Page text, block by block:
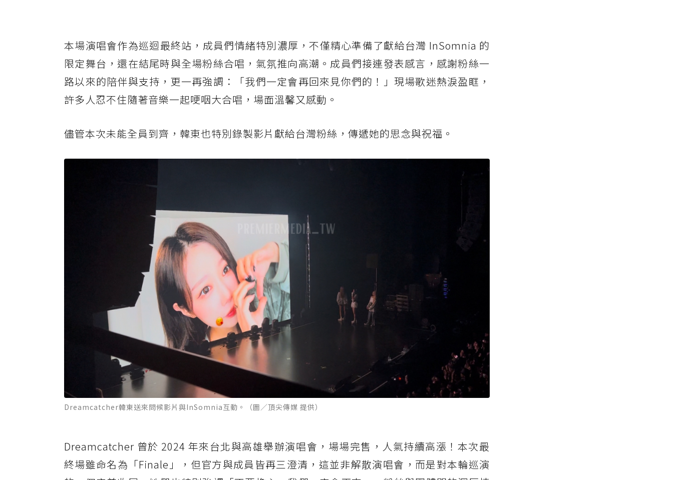
本場演唱會作為巡迴最終站，成員們情緒特別濃厚，不僅精心準備了獻給台灣 InSomnia 的
限定舞台，還在結尾時與全場粉絲合唱，氣氛推向高潮。成員們接連發表感言，感謝粉絲一
路以來的陪伴與支持，更一再強調：「我們一定會再回來見你們的！」現場歌迷熱淚盈眶，
許多人忍不住隨著音樂一起哽咽大合唱，場面溫馨又感動。
儘管本次未能全員到齊，韓東也特別錄製影片獻給台灣粉絲，傳遞她的思念與祝福。
Dreamcatcher韓東送來問候影片與InSomnia互動。（圖／頂尖傳媒 提供）
Dreamcatcher 曾於 2024 年來台北與高雄舉辦演唱會，場場完售，人氣持續高漲！本次最
終場雖命名為「Finale」，但官方與成員皆再三澄清，這並非解散演唱會，而是對本輪巡演